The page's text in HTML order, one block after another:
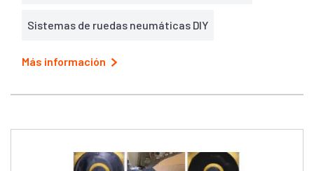
Sistemas de ruedas neumáticas DIY
Más información